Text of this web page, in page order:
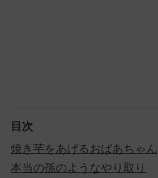
目次
焼き芋をあげるおばあちゃん
本当の孫のようなやり取り